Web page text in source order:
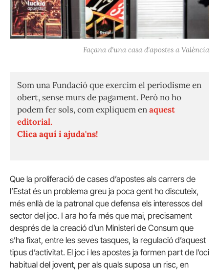
Façana d'una casa d'apostes a València
Som una Fundació que exercim el periodisme en
obert, sense murs de pagament. Però no ho
podem fer sols, com expliquem enaquest
editorial.
Clica aquí i ajuda'ns!
Que la proliferació de cases d’apostes als carrers de
l’Estat és un problema greu ja poca gent ho discuteix,
més enllà de la patronal que defensa els interessos del
sector del joc. I ara ho fa més que mai, precisament
després de la creació d’un Ministeri de Consum que
s’ha fixat, entre les seves tasques, la regulació d’aquest
tipus d’activitat. El joc i les apostes ja formen part de l’oci
habitual del jovent, per als quals suposa un risc, en